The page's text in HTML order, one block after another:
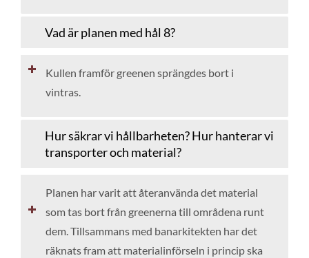
Vad är planen med hål 8?
Kullen framför greenen sprängdes bort i
vintras.
Hur säkrar vi hållbarheten? Hur hanterar vi
transporter och material?
Planen har varit att återanvända det material
som tas bort från greenerna till områdena runt
dem. Tillsammans med banarkitekten har det
räknats fram att materialinförseln i princip ska